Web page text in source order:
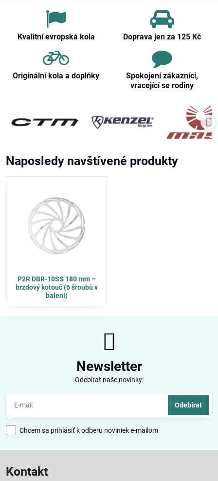
Kvalitní evropská kola Doprava jen za 125 Kč
Originální kola a doplňky
Spokojení zákazníci,
vracející se rodiny
Naposledy navštívené produkty
P2R DBR-10SS 180 mm –
brzdový kotouč (6 šroubů v
balení)
Newsletter
Odebírat naše novinky:
Odebírat
Chcem sa prihlásiť k odberu noviniek e-mailom
Kontakt